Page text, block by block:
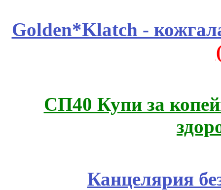
Golden*Klatch -
СП40 Купи за
Канцелярия